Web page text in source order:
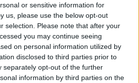
or sensitive information for
us, please use the below opt-out
selection. Please note that after your
you may continue seeing
on personal information utilized by
disclosed to third parties prior to
separately opt-out of the further
information by third parties on the